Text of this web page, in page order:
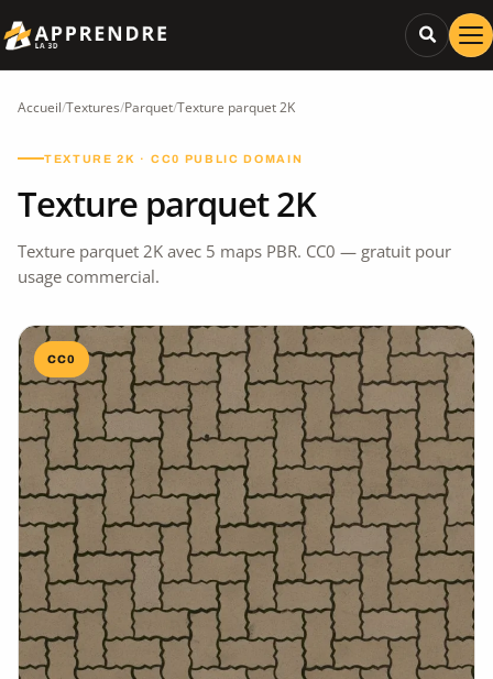
Accueil/Textures/Parquet/Texture parquet 2K
TEXTURE 2K · CC0 PUBLIC DOMAIN
Texture parquet 2K
Texture parquet 2K avec 5 maps PBR. CC0 — gratuit pour
usage commercial.
CC0